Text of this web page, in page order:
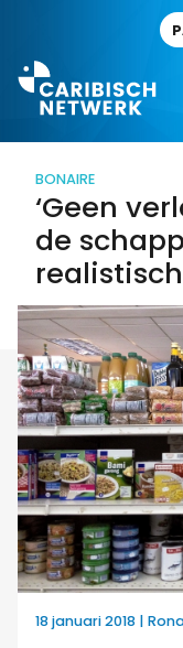
BONAIRE
‘Geen
de
18 januari 2018 |